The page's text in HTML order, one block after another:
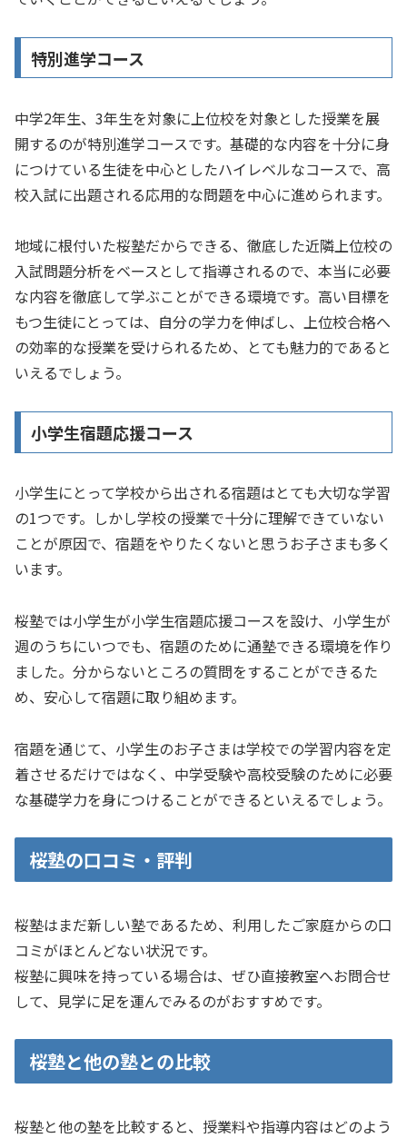
特別進学コース
中学2年生、3年生を対象に上位校を対象とした授業を展
開するのが特別進学コースです。基礎的な内容を十分に身
につけている生徒を中心としたハイレベルなコースで、高
校入試に出題される応用的な問題を中心に進められます。
地域に根付いた桜塾だからできる、徹底した近隣上位校の
入試問題分析をベースとして指導されるので、本当に必要
な内容を徹底して学ぶことができる環境です。高い目標を
もつ生徒にとっては、自分の学力を伸ばし、上位校合格へ
の効率的な授業を受けられるため、とても魅力的であると
いえるでしょう。
小学生宿題応援コース
小学生にとって学校から出される宿題はとても大切な学習
の1つです。しかし学校の授業で十分に理解できていない
ことが原因で、宿題をやりたくないと思うお子さまも多く
います。
桜塾では小学生が小学生宿題応援コースを設け、小学生が
週のうちにいつでも、宿題のために通塾できる環境を作り
ました。分からないところの質問をすることができるた
め、安心して宿題に取り組めます。
宿題を通じて、小学生のお子さまは学校での学習内容を定
着させるだけではなく、中学受験や高校受験のために必要
な基礎学力を身につけることができるといえるでしょう。
桜塾の口コミ・評判
桜塾はまだ新しい塾であるため、利用したご家庭からの口
コミがほとんどない状況です。
桜塾に興味を持っている場合は、ぜひ直接教室へお問合せ
して、見学に足を運んでみるのがおすすめです。
桜塾と他の塾との比較
桜塾と他の塾を比較すると、授業料や指導内容はどのよう